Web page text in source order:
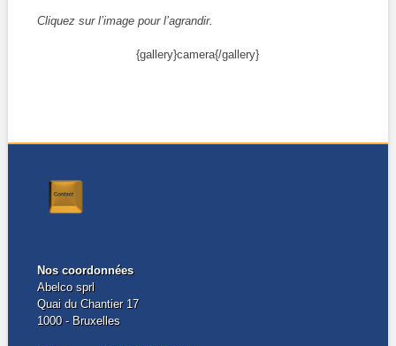
Cliquez sur l’image pour l’agrandir.
{gallery}camera{/gallery}
Nos coordonnées
Abelco sprl
Quai du Chantier 17
1000 - Bruxelles